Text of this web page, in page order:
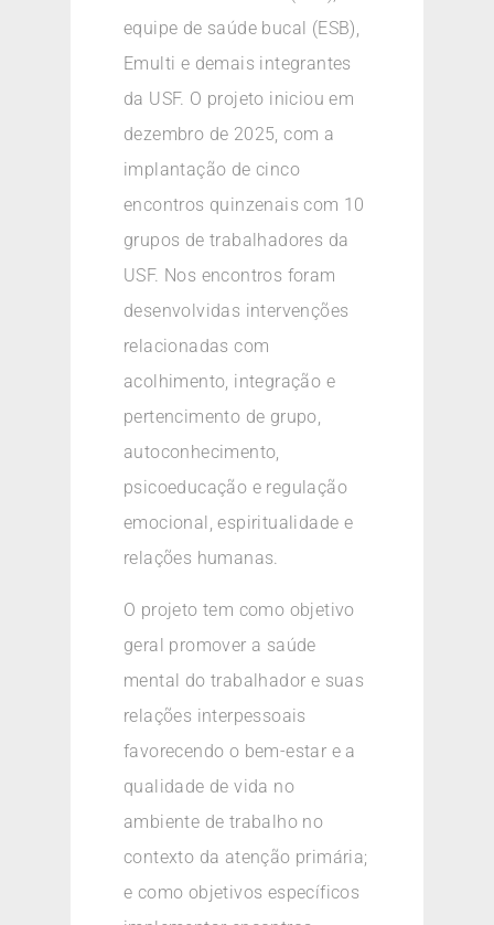
equipe de saúde bucal (ESB),
Emulti e demais integrantes
da USF. O projeto iniciou em
dezembro de 2025, com a
implantação de cinco
encontros quinzenais com 10
grupos de trabalhadores da
USF. Nos encontros foram
desenvolvidas intervenções
relacionadas com
acolhimento, integração e
pertencimento de grupo,
autoconhecimento,
psicoeducação e regulação
emocional, espiritualidade e
relações humanas.
O projeto tem como objetivo
geral promover a saúde
mental do trabalhador e suas
relações interpessoais
favorecendo o bem-estar e a
qualidade de vida no
ambiente de trabalho no
contexto da atenção primária;
e como objetivos específicos